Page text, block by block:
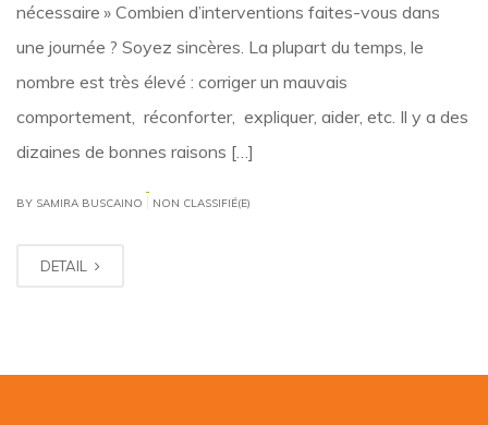
nécessaire » Combien d’interventions faites-vous dans
une journée ? Soyez sincères. La plupart du temps, le
nombre est très élevé : corriger un mauvais
comportement, réconforter, expliquer, aider, etc. Il y a des
dizaines de bonnes raisons […]
BY SAMIRA BUSCAINO NON CLASSIFIÉ(E)
DETAIL